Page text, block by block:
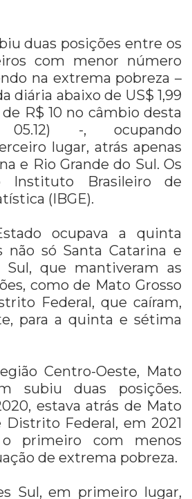
duas posições entre os
com menor número
na extrema pobreza –
diária abaixo de US$ 1,99
R$ 10 no câmbio desta
05.12) -, ocupando
lugar, atrás apenas
e Rio Grande do Sul. Os
Instituto Brasileiro de
(IBGE).
ocupava a quinta
não só Santa Catarina e
Sul, que mantiveram as
como de Mato Grosso
Federal, que caíram,
para a quinta e sétima
Centro-Oeste, Mato
subiu duas posições.
estava atrás de Mato
Distrito Federal, em 2021
primeiro com menos
de extrema pobreza.
Sul, em primeiro lugar,